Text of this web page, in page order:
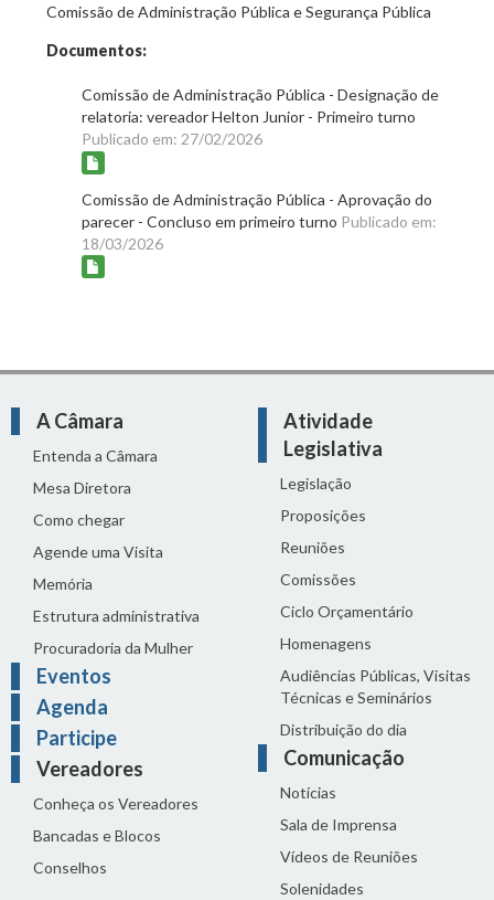
Comissão de Administração Pública e Segurança Pública
Documentos:
Comissão de Administração Pública - Designação de
relatoria: vereador Helton Junior - Primeiro turno
Publicado em: 27/02/2026
Comissão de Administração Pública - Aprovação do
parecer - Concluso em primeiro turno Publicado em:
18/03/2026
A Câmara
Entenda a Câmara
Mesa Diretora
Como chegar
Agende uma Visita
Memória
Estrutura administrativa
Procuradoria da Mulher
Eventos
Agenda
Participe
Vereadores
Conheça os Vereadores
Bancadas e Blocos
Conselhos
Atividade
Legislativa
Legislação
Proposições
Reuniões
Comissões
Ciclo Orçamentário
Homenagens
Audiências Públicas, Visitas
Técnicas e Seminários
Distribuição do dia
Comunicação
Notícias
Sala de Imprensa
Vídeos de Reuniões
Solenidades